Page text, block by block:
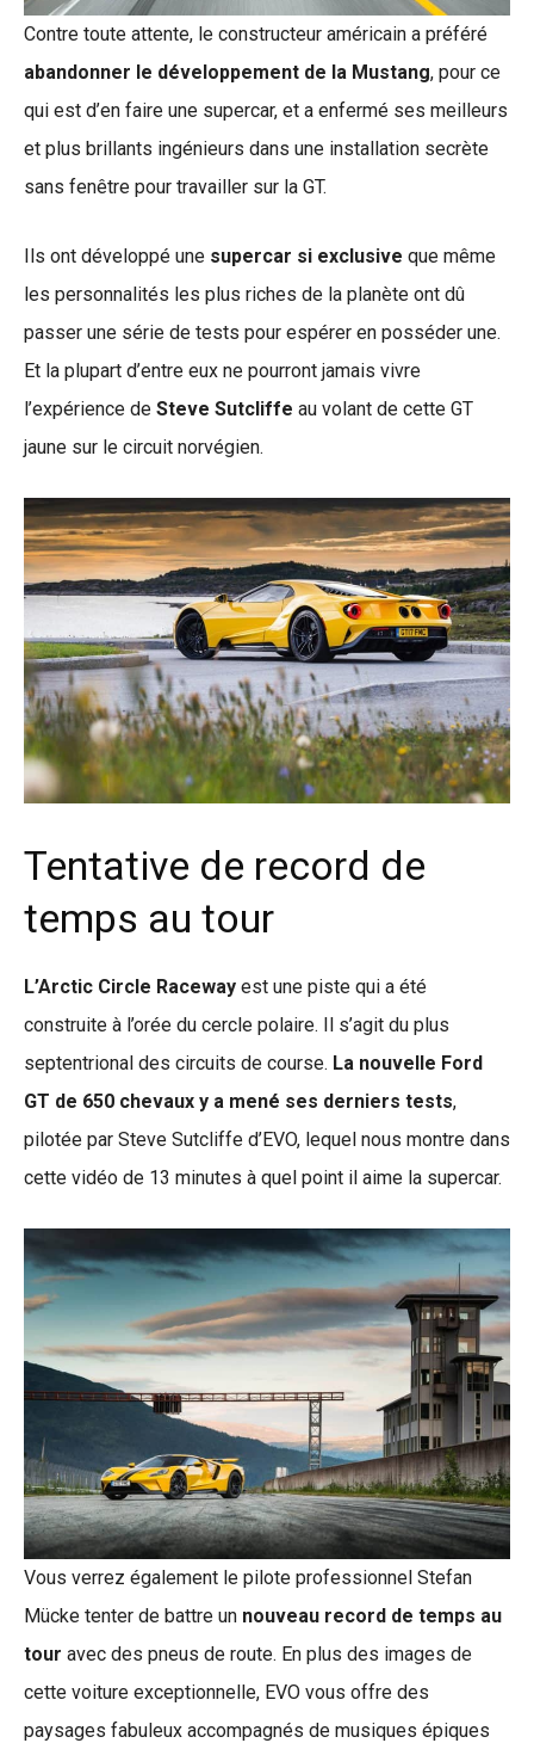
Contre toute attente, le constructeur américain a préféré
abandonner le développement de la Mustang, pour ce
qui est d’en faire une supercar, et a enfermé ses meilleurs
et plus brillants ingénieurs dans une installation secrète
sans fenêtre pour travailler sur la GT.
Ils ont développé une supercar si exclusive que même
les personnalités les plus riches de la planète ont dû
passer une série de tests pour espérer en posséder une.
Et la plupart d’entre eux ne pourront jamais vivre
l’expérience de Steve Sutcliffe au volant de cette GT
jaune sur le circuit norvégien.
Tentative de record de
temps au tour
L’Arctic Circle Raceway est une piste qui a été
construite à l’orée du cercle polaire. Il s’agit du plus
septentrional des circuits de course. La nouvelle Ford
GT de 650 chevaux y a mené ses derniers tests,
pilotée par Steve Sutcliffe d’EVO, lequel nous montre dans
cette vidéo de 13 minutes à quel point il aime la supercar.
Vous verrez également le pilote professionnel Stefan
Mücke tenter de battre un nouveau record de temps au
tour avec des pneus de route. En plus des images de
cette voiture exceptionnelle, EVO vous offre des
paysages fabuleux accompagnés de musiques épiques